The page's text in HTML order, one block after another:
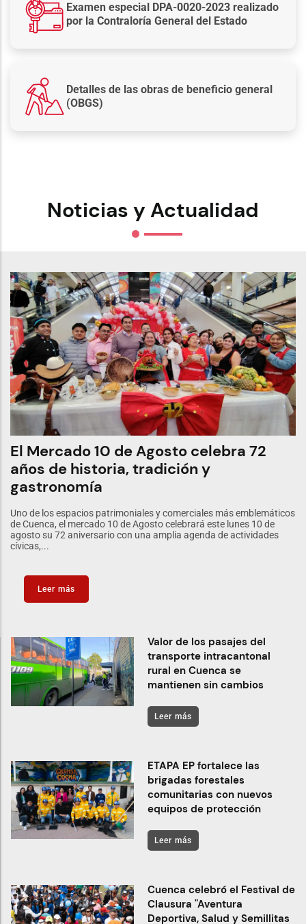
Examen especial DPA-0020-2023 realizado
por la Contraloría General del Estado
Detalles de las obras de beneficio general
(OBGS)
Noticias y Actualidad
El Mercado 10 de Agosto celebra 72
años de historia, tradición y
gastronomía
Uno de los espacios patrimoniales y comerciales más emblemáticos
de Cuenca, el mercado 10 de Agosto celebrará este lunes 10 de
agosto su 72 aniversario con una amplia agenda de actividades
cívicas,...
Leer más
Valor de los pasajes del
transporte intracantonal
rural en Cuenca se
mantienen sin cambios
Leer más
ETAPA EP fortalece las
brigadas forestales
comunitarias con nuevos
equipos de protección
Leer más
Cuenca celebró el Festival de
Clausura "Aventura
Deportiva, Salud y Semillitas